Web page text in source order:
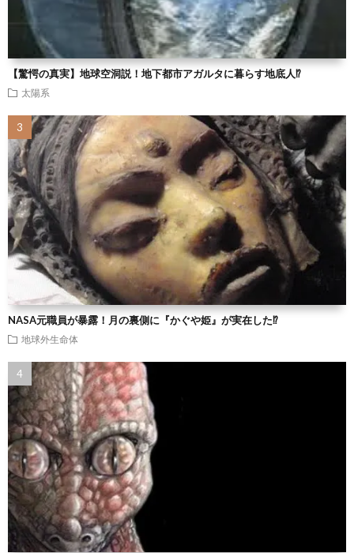
【驚愕の真実】地球空洞説！地下都市アガルタに暮らす地底人⁉
太陽系
NASA元職員が暴露！月の裏側に『かぐや姫』が実在した⁉
地球外生命体